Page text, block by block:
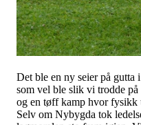
Det ble en ny seier på
som vel ble slik vi trodde
og en tøff kamp hvor
Selv om Nybygda tok